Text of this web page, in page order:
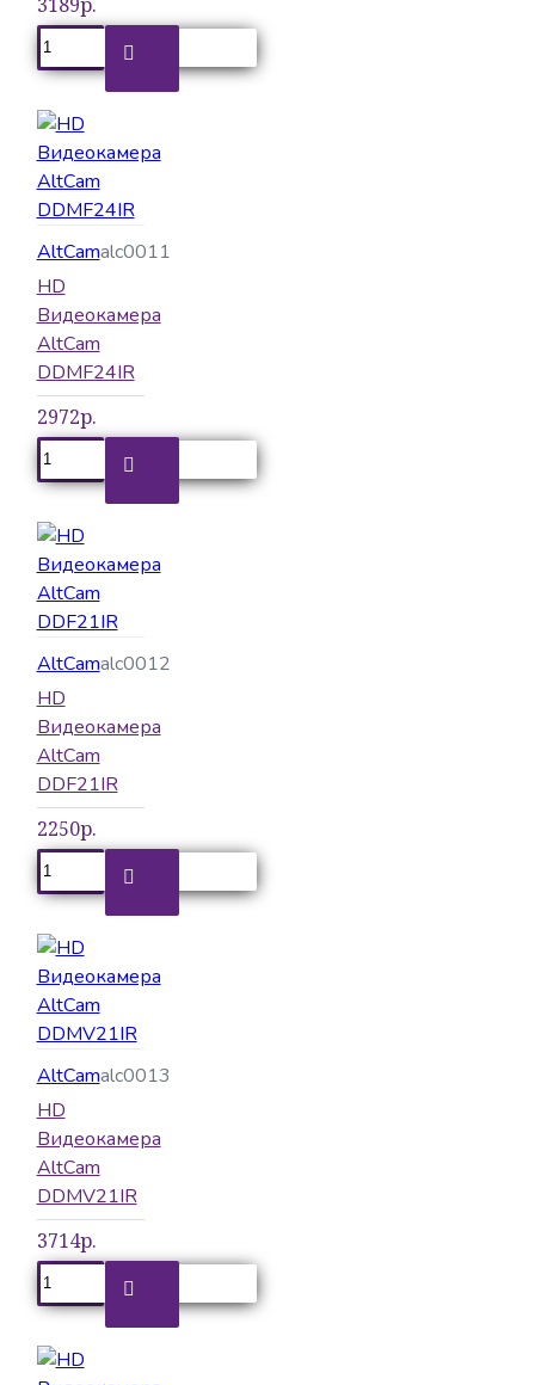
AltCamalc0011
HD
Видеокамера
AltCam
DDMF24IR
2972р.
AltCamalc0012
HD
Видеокамера
AltCam
DDF21IR
2250р.
AltCamalc0013
HD
Видеокамера
AltCam
DDMV21IR
3714р.